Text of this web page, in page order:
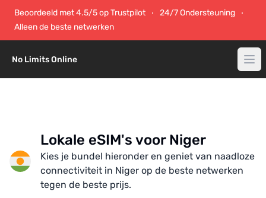
Beoordeeld met 4.5/5 op Trustpilot
24/7 Ondersteuning
Alleen de beste netwerken
No Limits Online
Lokale eSIM's voor Niger
Kies je bundel hieronder en geniet van naadloze
connectiviteit in Niger op de beste netwerken
tegen de beste prijs.